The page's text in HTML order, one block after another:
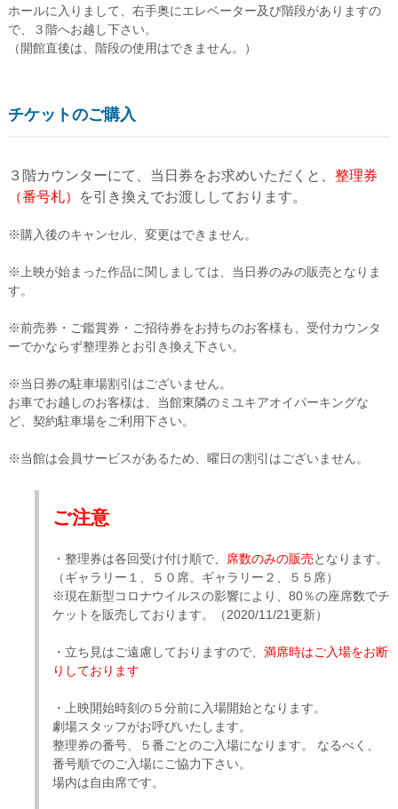
ホールに入りまして、右手奥にエレベーター及び階段がありますの
で、３階へお越し下さい。
（開館直後は、階段の使用はできません。）
チケットのご購入
３階カウンターにて、当日券をお求めいただくと、 整理券
（番号札）
を引き換えでお渡ししております。
※購入後のキャンセル、変更はできません。
※上映が始まった作品に関しましては、当日券のみの販売となりま
す。
※前売券・ご鑑賞券・ご招待券をお持ちのお客様も、受付カウンタ
ーでかならず整理券とお引き換え下さい。
※当日券の駐車場割引はございません。
お車でお越しのお客様は、当館東隣のミユキアオイパーキングな
ど、契約駐車場をご利用下さい。
※当館は会員サービスがあるため、曜日の割引はございません。
ご注意
・整理券は各回受け付け順で、 席数のみの販売となります。
（ギャラリー１、５０席。ギャラリー２、５５席）
※現在新型コロナウイルスの影響により、80％の座席数でチ
ケットを販売しております。（2020/11/21更新）
・立ち見はご遠慮しておりますので、 満席時はご入場をお断
りしております
・上映開始時刻の５分前に入場開始となります。
劇場スタッフがお呼びいたします。
整理券の番号、５番ごとのご入場になります。 なるべく、
番号順でのご入場にご協力下さい。
場内は自由席です。